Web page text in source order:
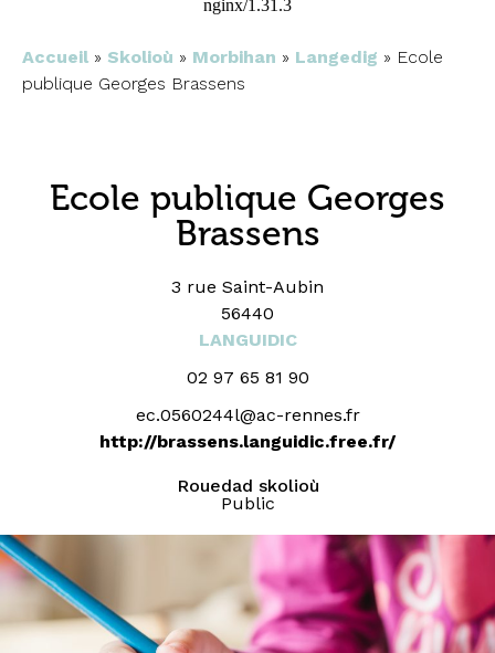
Accueil » Skolioù » Morbihan » Langedig » Ecole
publique Georges Brassens
Ecole publique Georges
Brassens
3 rue Saint-Aubin
56440
LANGUIDIC
02 97 65 81 90
ec.0560244l@ac-rennes.fr
http://brassens.languidic.free.fr/
Rouedad skolioù
Public